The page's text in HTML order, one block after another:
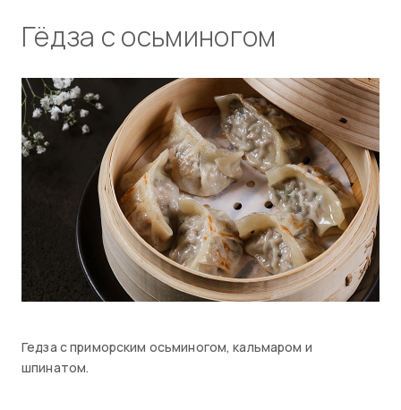
Гёдза с осьминогом
Гедза с приморским осьминогом, кальмаром и
шпинатом.